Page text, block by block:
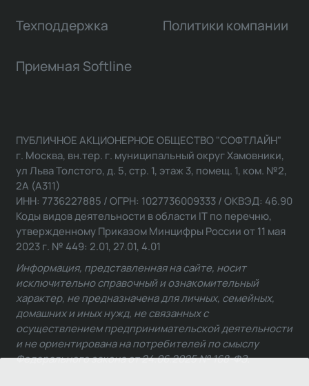
Техподдержка Политики компании
Приемная Softline
ПУБЛИЧНОЕ АКЦИОНЕРНОЕ ОБЩЕСТВО "СОФТЛАЙН"
г. Москва, вн.тер. г. муниципальный округ Хамовники,
ул Льва Толстого, д. 5, стр. 1, этаж 3, помещ. 1, ком. №2,
2А (А311)
ИНН: 7736227885 / ОГРН: 1027736009333 / ОКВЭД: 46.90
Коды видов деятельности в области IT по перечню,
утвержденному Приказом Минцифры России от 11 мая
2023 г. № 449: 2.01, 27.01, 4.01
Информация, представленная на сайте, носит
исключительно справочный и ознакомительный
характер, не предназначена для личных, семейных,
домашних и иных нужд, не связанных с
осуществлением предпринимательской деятельности
и не ориентирована на потребителей по смыслу
Федерального закона от 24.06.2025 № 168-ФЗ.